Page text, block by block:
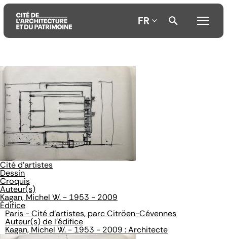
au
contenu
principal
au
menu
principal
à
la
recherche
FR
Cité d'artistes
Dessin
Croquis
Auteur(s)
Kagan, Michel W. - 1953 - 2009
Édifice
Paris - Cité d'artistes, parc Citröen-Cévennes
Auteur(s) de l'édifice
Kagan, Michel W. - 1953 - 2009 : Architecte